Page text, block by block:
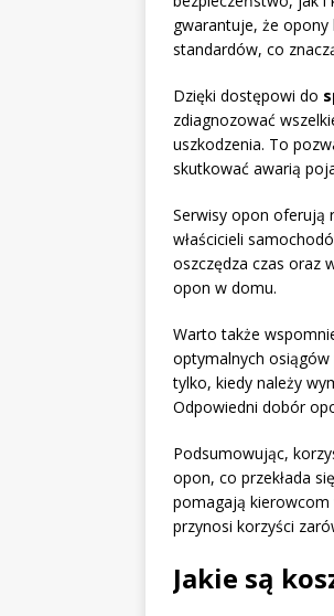
gwarantuje, że
standardów, co
Dzięki dostępowi do
zdiagnozować
uszkodzenia. To
skutkować awarią
Serwisy opon oferują
właścicieli
oszczędza czas oraz
opon w domu.
Warto także
optymalnych osiągów
tylko, kiedy należy
Odpowiedni dobór
Podsumowując,
opon, co przekłada
pomagają kierowcom
przynosi korzyści
Jakie są